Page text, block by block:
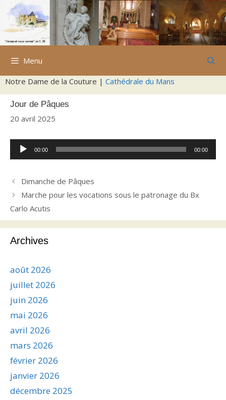
Aller
contenu
Menu
Notre Dame de la Couture | Cathédrale du Mans
Jour de Pâques
20 avril 2025
Lecteur
audio
00:00 00:00
Dimanche de Pâques
Marche pour les vocations sous le patronage du Bx
Carlo Acutis
Archives
août 2026
juillet 2026
juin 2026
mai 2026
avril 2026
mars 2026
février 2026
janvier 2026
décembre 2025